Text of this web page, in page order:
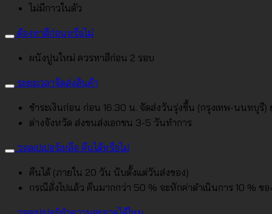
ไม่มีกาวในตัว
ต้องทาสีก่อนหรือไม่
ผนังปูนใหม่ ควรทาสีก่อน 2 รอบ
ระยะเวลาจัดส่งสินค้า
ชำระเงินก่อน ก่อน 16.30 น. จัดส่งวันรุ่งขึ้น (กรุงเทพ-นนทบุรี)
ต่างจังหวัด ส่งขนส่งเอกชน 3-5 วันทำการ
วอลเปเปอร์เหลือ คืนได้หรือไม่
คืนได้ (ภายใน 20 วัน นับตั้งแต่วันส่งของ)
กรณีสั่งไปแล้ว คืนมากกว่า 50 % จะหักค่าดำเนินการ 10 % ขอ